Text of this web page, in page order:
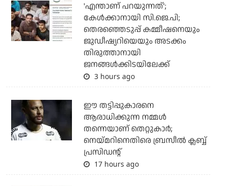
'എന്താണ് പറയുന്നത്';
കേള്‍ക്കാനായി സി.ജെ.പി;
തെരഞ്ഞെടുപ്പ് കമ്മീഷനെയും
ജുഡീഷ്യറിയെയും അടക്കം
തിരുത്താനായി
ജനങ്ങള്‍ക്കിടയിലേക്ക്
3 hours ago
ഈ തട്ടിപ്പുകാരനെ
ആരാധിക്കുന്ന നമ്മള്‍
തന്നെയാണ് തെറ്റുകാര്‍;
നെയ്മറിനെതിരെ ബ്രസീല്‍ ക്ലബ്ബ്
പ്രസിഡന്റ്
17 hours ago